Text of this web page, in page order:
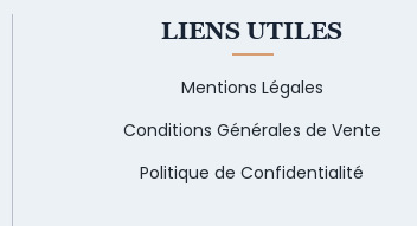
LIENS UTILES
Mentions Légales
Conditions Générales de Vente
Politique de Confidentialité